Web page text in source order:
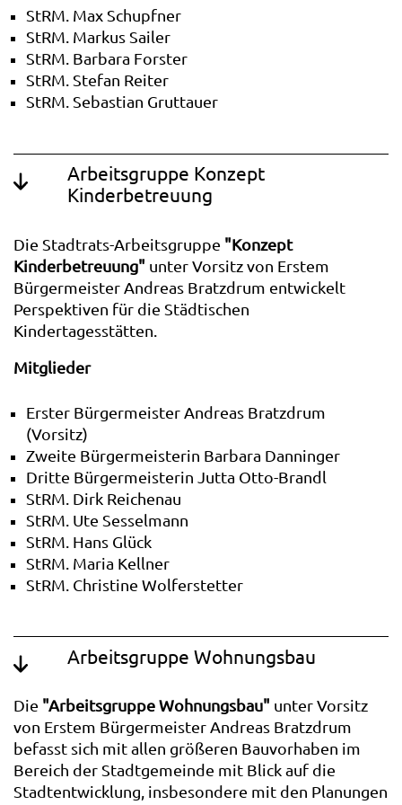
StRM. Max Schupfner
StRM. Markus Sailer
StRM. Barbara Forster
StRM. Stefan Reiter
StRM. Sebastian Gruttauer
Arbeitsgruppe Konzept
Kinderbetreuung
Die Stadtrats-Arbeitsgruppe "Konzept
Kinderbetreuung" unter Vorsitz von Erstem
Bürgermeister Andreas Bratzdrum entwickelt
Perspektiven für die Städtischen
Kindertagesstätten.
Mitglieder
Erster Bürgermeister Andreas Bratzdrum
(Vorsitz)
Zweite Bürgermeisterin Barbara Danninger
Dritte Bürgermeisterin Jutta Otto-Brandl
StRM. Dirk Reichenau
StRM. Ute Sesselmann
StRM. Hans Glück
StRM. Maria Kellner
StRM. Christine Wolferstetter
Arbeitsgruppe Wohnungsbau
Die "Arbeitsgruppe Wohnungsbau" unter Vorsitz
von Erstem Bürgermeister Andreas Bratzdrum
befasst sich mit allen größeren Bauvorhaben im
Bereich der Stadtgemeinde mit Blick auf die
Stadtentwicklung, insbesondere mit den Planungen